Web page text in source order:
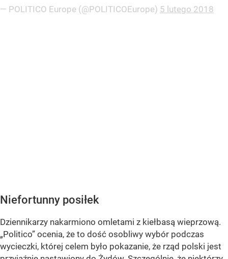
— POLITICO Europe (@POLITICOEurope) 5 lutego 2018
Niefortunny posiłek
Dziennikarzy nakarmiono omletami z kiełbasą wieprzową.
„Politico” ocenia, że to dość osobliwy wybór podczas
wycieczki, której celem było pokazanie, że rząd polski jest